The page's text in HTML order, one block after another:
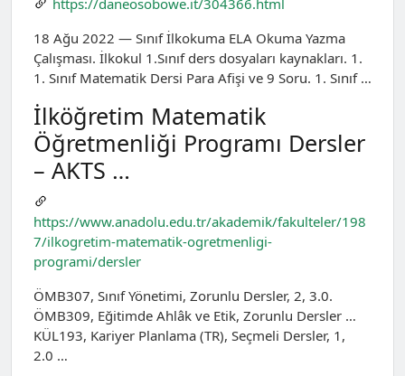
18 Ağu 2022 — Sınıf İlkokuma ELA Okuma Yazma
Çalışması. İlkokul 1.Sınıf ders dosyaları kaynakları. 1.
1. Sınıf Matematik Dersi Para Afişi ve 9 Soru. 1. Sınıf …
İlköğretim Matematik
Öğretmenliği Programı Dersler
– AKTS …
https://www.anadolu.edu.tr/akademik/fakulteler/198
7/ilkogretim-matematik-ogretmenligi-
programi/dersler
ÖMB307, Sınıf Yönetimi, Zorunlu Dersler, 2, 3.0.
ÖMB309, Eğitimde Ahlâk ve Etik, Zorunlu Dersler …
KÜL193, Kariyer Planlama (TR), Seçmeli Dersler, 1,
2.0 …